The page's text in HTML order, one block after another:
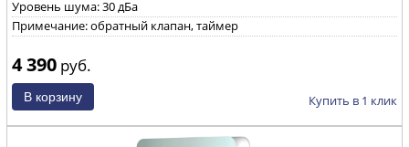
Уровень шума: 30 дБа
Примечание: обратный клапан, таймер
4 390 руб.
Купить в 1 клик